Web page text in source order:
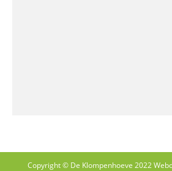
Copyright © De Klompenhoeve 2022